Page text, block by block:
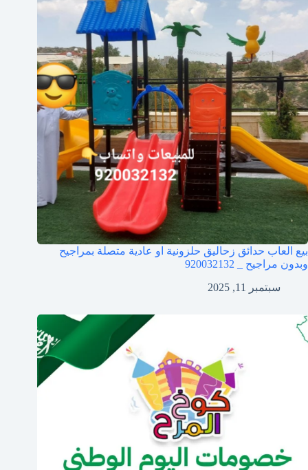
بيع العاب حدائق زحاليق حلزونية او عادية متصلة بمراجيح
وبدون مراجيح _ 920032132
سبتمبر 11, 2025